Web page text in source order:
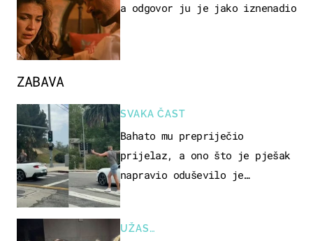
ZABAVA
SVAKA ČAST
Bahato mu prepriječio
prijelaz, a ono što je pješak
napravio oduševilo je
UŽAS…
a odgovor ju je jako iznenadio